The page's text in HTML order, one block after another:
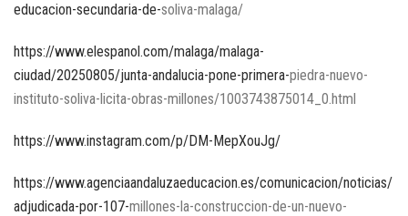
educacion-secundaria-de-soliva-malaga/
https://www.elespanol.com/malaga/malaga-
ciudad/20250805/junta-andalucia-pone-primera-piedra-nuevo-
instituto-soliva-licita-obras-millones/1003743875014_0.html
https://www.instagram.com/p/DM-MepXouJg/
https://www.agenciaandaluzaeducacion.es/comunicacion/noticias/
adjudicada-por-107-millones-la-construccion-de-un-nuevo-